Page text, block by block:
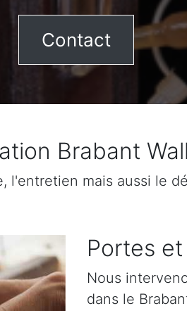
Contact
Brabant
l'entretien mais aussi le
Portes
Nous
dans le